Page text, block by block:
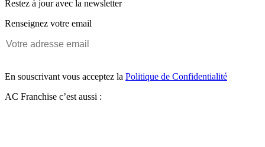
Restez à jour avec la newsletter
Renseignez votre email
En souscrivant vous acceptez la Politique de Confidentialité
AC Franchise c’est aussi :